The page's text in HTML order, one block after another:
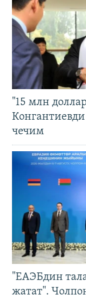
"15 млн
чечим
"ЕАЭБдин
жатат".